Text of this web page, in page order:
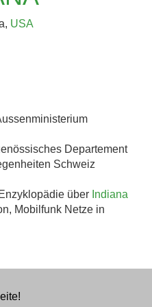
UND
BIS 8....
USA
Departement
Schweiz
über Indiana
Mobilfunk Netze in